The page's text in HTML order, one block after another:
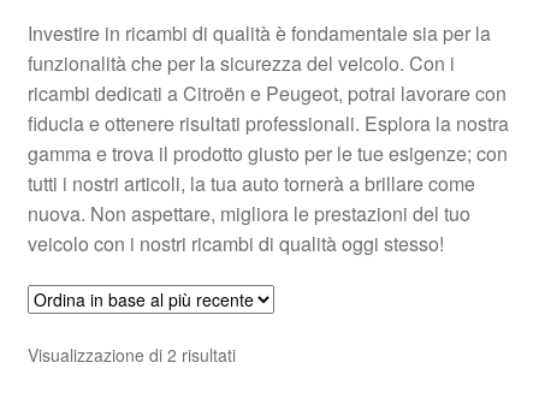
Rimostranza
Spedizione in tutto il mondo
Termini e condizioni
Investire in ricambi di qualità è fondamentale sia per la
funzionalità che per la sicurezza del veicolo. Con i
ricambi dedicati a Citroën e Peugeot, potrai lavorare con
fiducia e ottenere risultati professionali. Esplora la nostra
gamma e trova il prodotto giusto per le tue esigenze; con
tutti i nostri articoli, la tua auto tornerà a brillare come
nuova. Non aspettare, migliora le prestazioni del tuo
veicolo con i nostri ricambi di qualità oggi stesso!
Visualizzazione di 2 risultatiOrdina